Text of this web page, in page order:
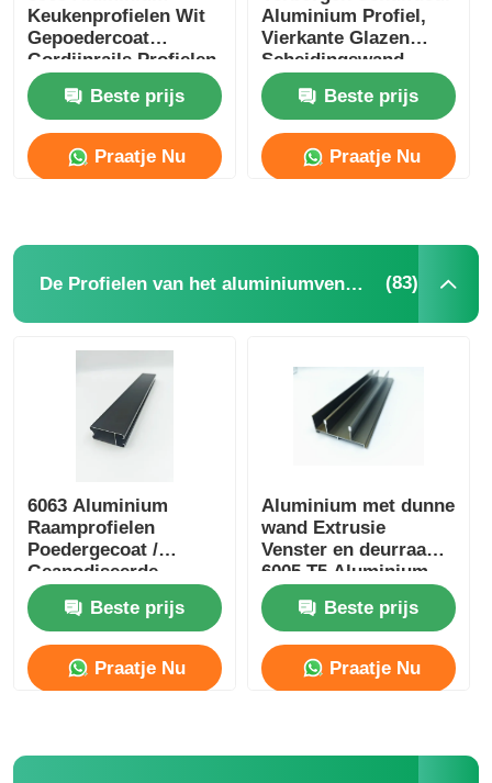
houten beëindig aluminiumprofielen
Profielen van aluminium
Keukenprofielen Wit
Gepoedercoat
Gordijnrails Profielen
Beste prijs
Praatje Nu
Aluminium Profiel,
Vierkante Glazen
Scheidingswand
Aluminium Profiel
OEM ODMBeste prijs
Praatje Nu
De Profielen van het aluminiumvenster (83)
6063 Aluminium
Raamprofielen
Poedergecoat /
Geanodiseerde
Aluminium Profielen
FabrikantBeste prijs
Praatje Nu
Aluminium met dunne
wand Extrusie
Venster en deurraam
6005 T5 Aluminium
met dunne wand
ExtrusieBeste prijs
Praatje Nu